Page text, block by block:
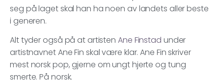
seg på laget skal han ha noen av landets aller beste
i generen.
Alt tyder også på at artisten Ane Finstad under
artistnavnet Ane Fin skal være klar. Ane Fin skriver
mest norsk pop, gjerne om ungt hjerte og tung
smerte. På norsk.